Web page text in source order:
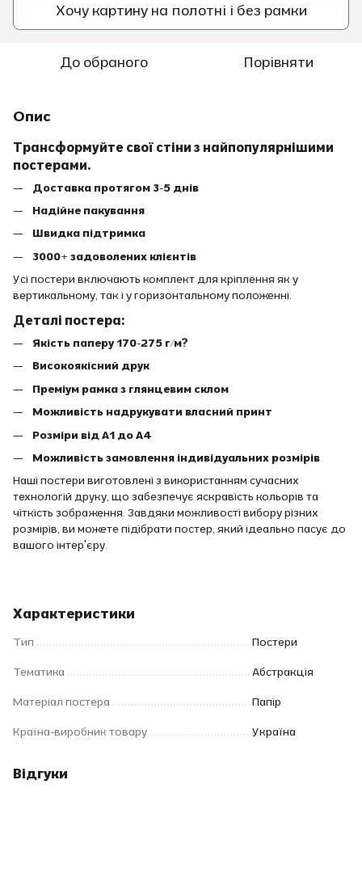
Хочу картину на полотні і без рамки
До обраного Порівняти
Опис
Трансформуйте свої стіни з найпопулярнішими
постерами.
Доставка протягом 3-5 днів
Надійне пакування
Швидка підтримка
3000+ задоволених клієнтів
Усі постери включають комплект для кріплення як у
вертикальному, так і у горизонтальному положенні.
Деталі постера:
Якість паперу 170-275 г/м?
Високоякісний друк
Преміум рамка з глянцевим склом
Можливість надрукувати власний принт
Розміри від A1 до A4
Можливість замовлення індивідуальних розмірів
Наші постери виготовлені з використанням сучасних
технологій друку, що забезпечує яскравість кольорів та
чіткість зображення. Завдяки можливості вибору різних
розмірів, ви можете підібрати постер, який ідеально пасує до
вашого інтер'єру.
Характеристики
Тип Постери
Тематика Абстракція
Матеріал постера Папір
Країна-виробник товару Україна
Відгуки